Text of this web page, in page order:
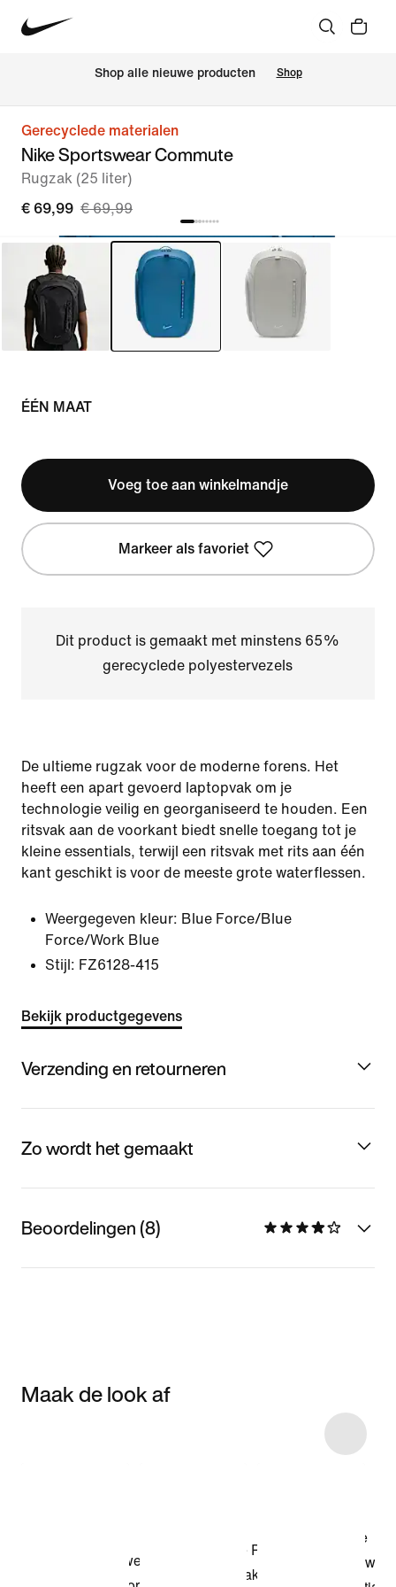
Shop alle nieuwe producten Shop
Gerecyclede materialen
Nike Sportswear Commute
Rugzak (25 liter)
€ 69,99 € 69,99
ÉÉN MAAT
Voeg toe aan winkelmandje
Markeer als favoriet
Dit product is gemaakt met minstens 65%
gerecyclede polyestervezels
De ultieme rugzak voor de moderne forens. Het
heeft een apart gevoerd laptopvak om je
technologie veilig en georganiseerd te houden. Een
ritsvak aan de voorkant biedt snelle toegang tot je
kleine essentials, terwijl een ritsvak met rits aan één
kant geschikt is voor de meeste grote waterflessen.
Weergegeven kleur: Blue Force/Blue
Force/Work Blue
Stijl: FZ6128-415
Bekijk productgegevens
Verzending en retourneren
Zo wordt het gemaakt
Beoordelingen (8)
Maak de look af